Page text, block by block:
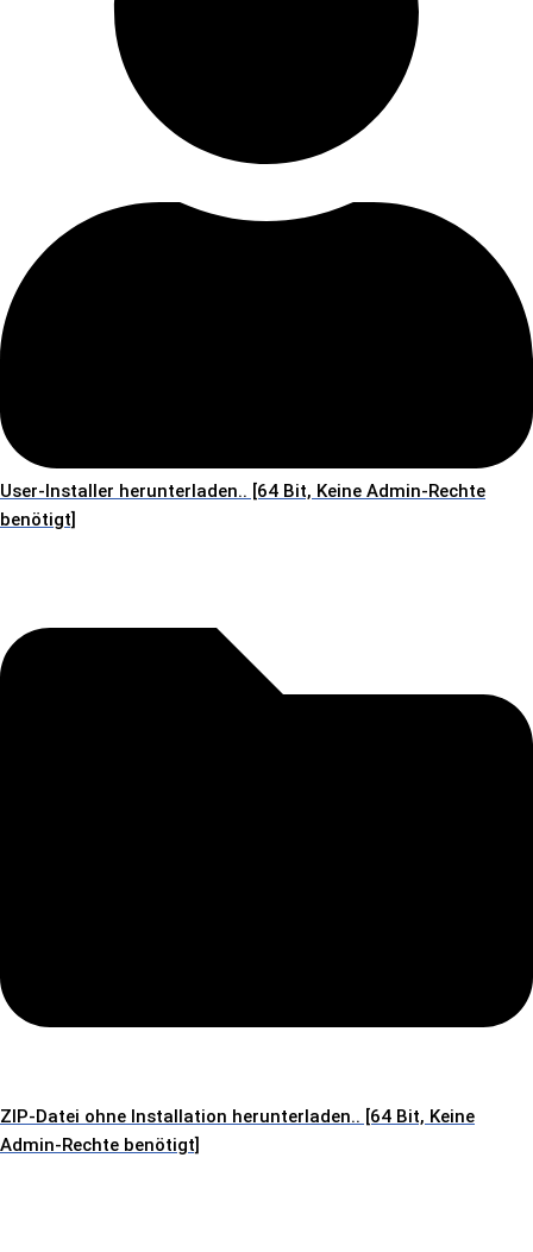
User-Installer herunterladen.. [64 Bit, Keine Admin-Rechte
benötigt]
ZIP-Datei ohne Installation herunterladen.. [64 Bit, Keine
Admin-Rechte benötigt]